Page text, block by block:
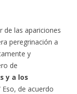
de las apariciones
peregrinación a
y
de
y a los
Eso, de acuerdo